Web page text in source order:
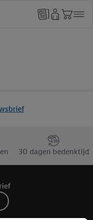
klant
30 dagen bedenktijd